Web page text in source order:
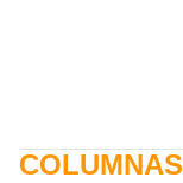
COLUMNAS